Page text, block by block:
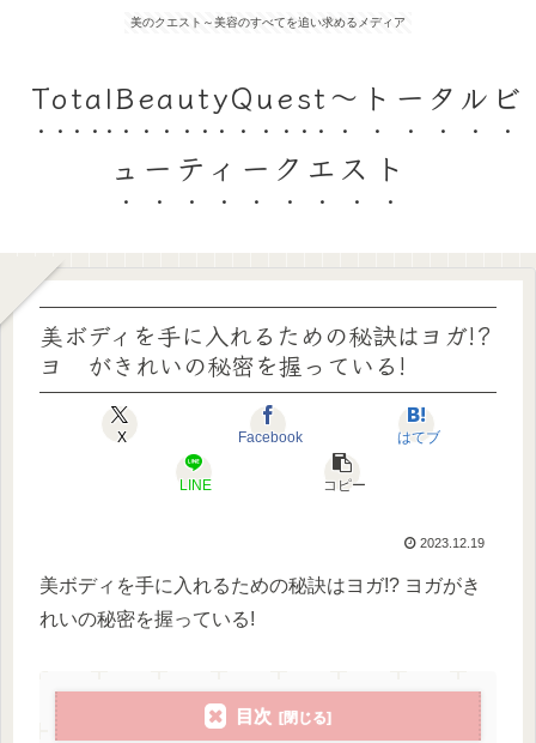
美のクエスト～美容のすべてを追い求めるメディア
TotalBeautyQuest～トータルビ
ューティークエスト
美ボディを手に入れるための秘訣はヨガ!?
ヨ゗がきれいの秘密を握っている!
X Facebook はてブ
LINE コピー
2023.12.19
美ボディを手に入れるための秘訣はヨガ!? ヨガがき
れいの秘密を握っている!
目次